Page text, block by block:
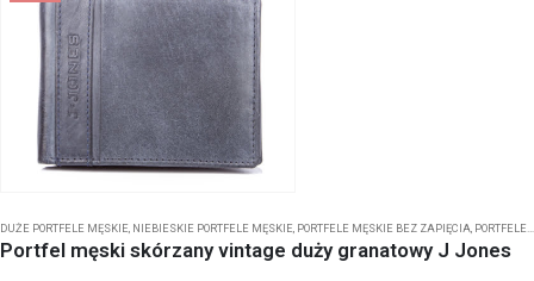
DUŻE PORTFELE MĘSKIE NIEBIESKIE PORTFELE MĘSKIE PORTFELE MĘSKIE BEZ ZAPIĘCIA PORTFELE MĘSKIE J JONES
Portfel męski skórzany vintage duży granatowy J Jones